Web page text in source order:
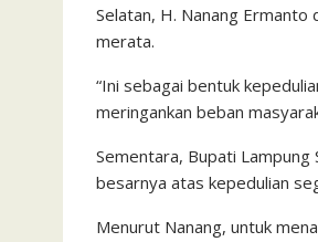
Selatan, H. Nanang
merata.
“Ini sebagai bentuk
meringankan beban
Sementara, Bupati
besarnya atas kepedulian
Menurut Nanang, untuk